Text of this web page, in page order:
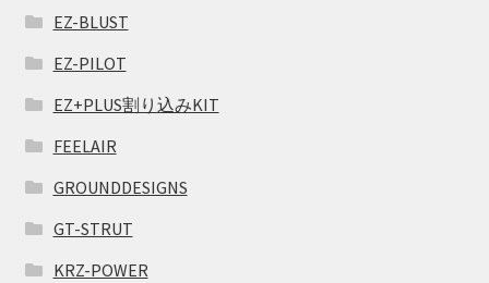
EZ-BLUST
EZ-PILOT
EZ+PLUS割り込みKIT
FEELAIR
GROUNDDESIGNS
GT-STRUT
KRZ-POWER